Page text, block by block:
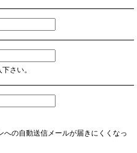
さい。
への自動送信メールが届きにくくなっ